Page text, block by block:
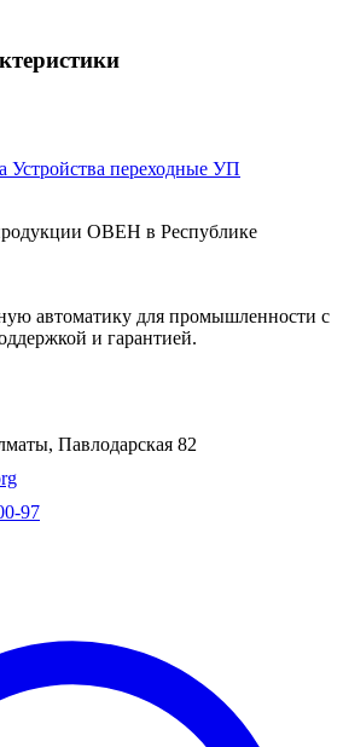
Устройства переходные УП
ОВЕН в Республике
автоматику для промышленности с
и гарантией.
Павлодарская 82
97